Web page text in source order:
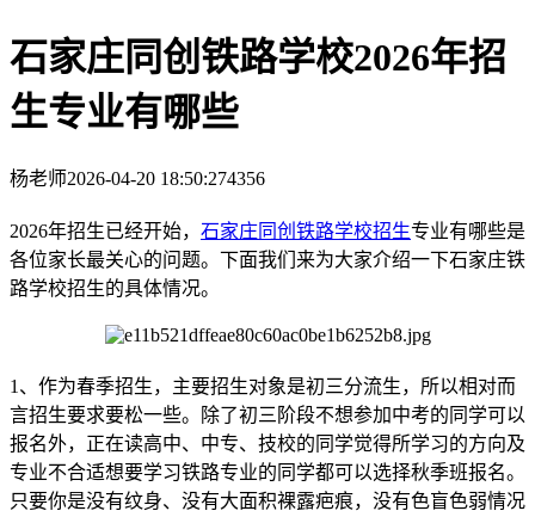
石家庄同创铁路学校2026年招
生专业有哪些
杨老师2026-04-20 18:50:274356
2026年招生已经开始， 石家庄同创铁路学校招生专业有哪些是
各位家长最关心的问题。下面我们来为大家介绍一下石家庄铁
路学校招生的具体情况。
1、作为春季招生，主要招生对象是初三分流生，所以相对而
言招生要求要松一些。除了初三阶段不想参加中考的同学可以
报名外，正在读高中、中专、技校的同学觉得所学习的方向及
专业不合适想要学习铁路专业的同学都可以选择秋季班报名。
只要你是没有纹身、没有大面积裸露疤痕，没有色盲色弱情况